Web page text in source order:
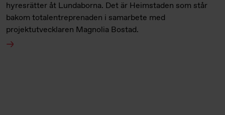
hyresrätter åt Lundaborna. Det är Heimstaden som står
bakom totalentreprenaden i samarbete med
projektutvecklaren Magnolia Bostad.